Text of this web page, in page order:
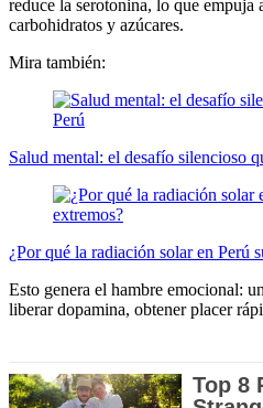
reduce la serotonina, lo que empuja
carbohidratos y azúcares.
Mira también:
Salud mental: el desafío silencioso
¿Por qué la radiación solar en Perú
Esto genera el hambre emocional:
liberar dopamina, obtener placer